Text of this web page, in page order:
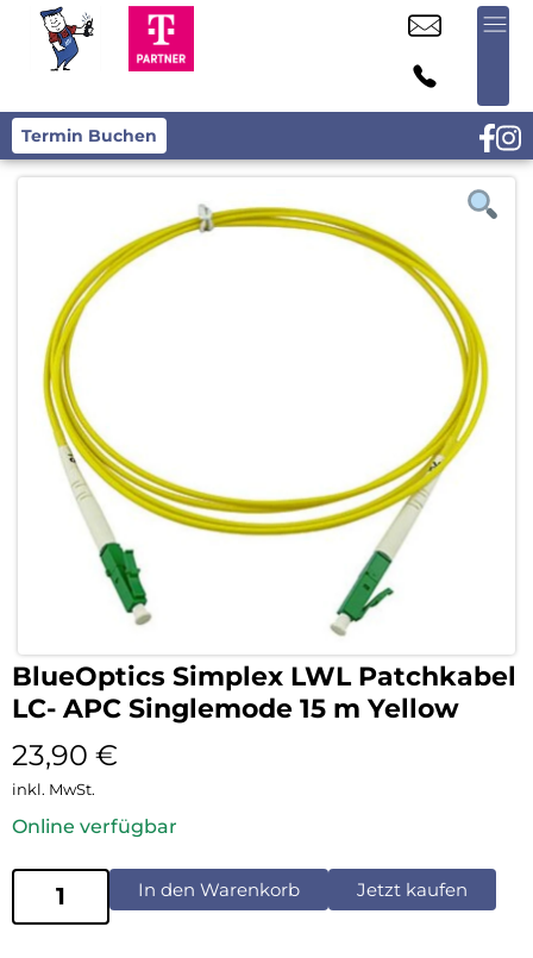
Termin Buchen
BlueOptics Simplex LWL Patchkabel
LC- APC Singlemode 15 m Yellow
23,90 €
inkl. MwSt.
Online verfügbar
In den Warenkorb Jetzt kaufen